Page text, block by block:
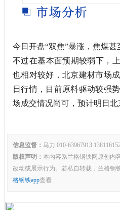
今日开盘“双焦”暴涨，焦煤
不过在基本面预期较弱下，
也相对较好，北京建材市场
日行情，目前原料驱动较强
场成交情况尚可，预计明日北
信息监督： 马力 010-63967913
版权声明： 本内容系兰格钢铁网原创内
改动或展示行为。若私自转载，兰格钢
格钢铁app查看